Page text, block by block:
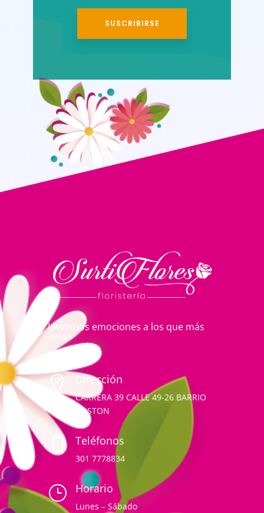
SUSCRIBIRSE
Llevamos emociones a los que más
amas
 Dirección
CARRERA 39 CALLE 49-26 BARRIO
BOSTON
 Teléfonos
301 7778834
} Horario
Lunes – Sábado